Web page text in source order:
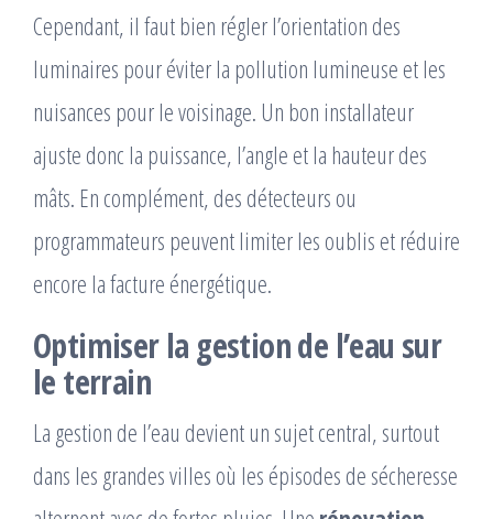
Cependant, il faut bien régler l’orientation des
luminaires pour éviter la pollution lumineuse et les
nuisances pour le voisinage. Un bon installateur
ajuste donc la puissance, l’angle et la hauteur des
mâts. En complément, des détecteurs ou
programmateurs peuvent limiter les oublis et réduire
encore la facture énergétique.
Optimiser la gestion de l’eau sur
le terrain
La gestion de l’eau devient un sujet central, surtout
dans les grandes villes où les épisodes de sécheresse